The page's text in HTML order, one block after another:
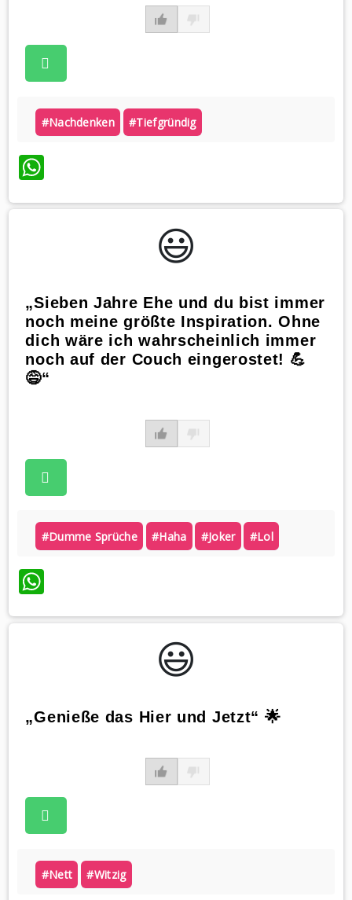
#nachdenken #tiefgründig
WhatsApp
😃️
„Sieben Jahre Ehe und du bist immer
noch meine größte Inspiration. Ohne
dich wäre ich wahrscheinlich immer
noch auf der Couch eingerostet! 💪
😅“
#dumme Sprüche #haha #joker #lol
WhatsApp
😃️
„Genieße das Hier und Jetzt“ 🌟
#nett #witzig